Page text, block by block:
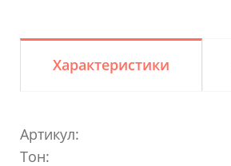
Характеристики
Артикул:
Тон: